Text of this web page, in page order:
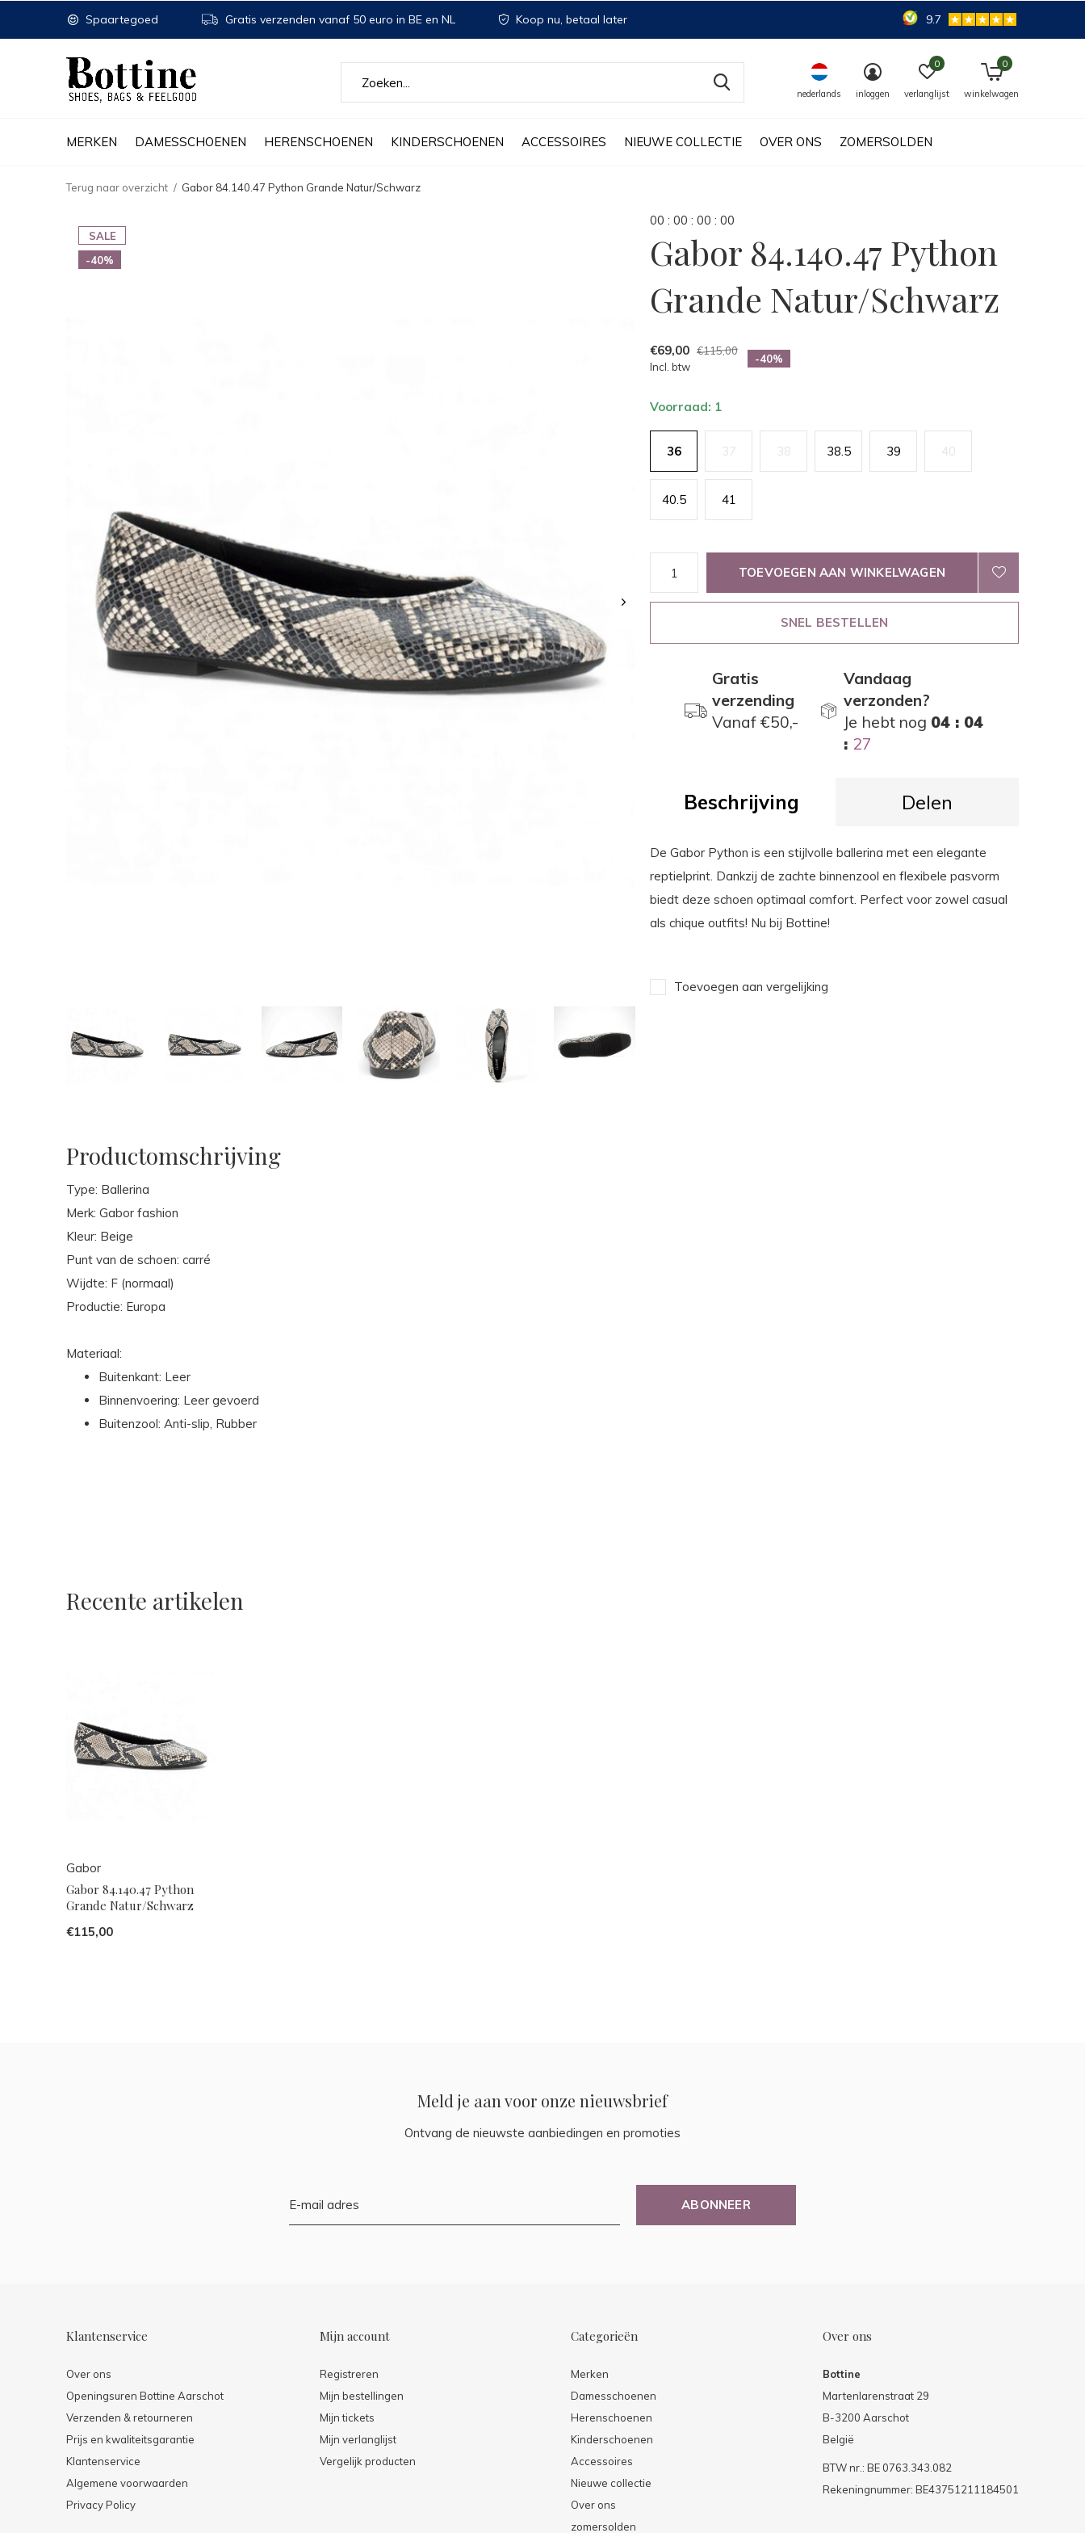
MERKEN DAMESSCHOENEN HERENSCHOENEN KINDERSCHOENEN ACCESSOIRES NIEUWE COLLECTIE OVER ONS ZOMERSOLDEN
nederlands inloggen verlanglijst
0
winkelwagen
0
Spaartegoed Gratis verzenden vanaf 50 euro in BE en NL Koop nu, betaal later 9.7
Terug naar overzicht Gabor 84.140.47 Python Grande Natur/Schwarz
SALE
-40%
00 : 00 : 00 : 00
Gabor 84.140.47 Python
Grande Natur/Schwarz
€69,00 €115,00
Incl. btw
-40%
Voorraad: 1
36 37 38 38.5 39 40
40.5 41
TOEVOEGEN AAN WINKELWAGEN
SNEL BESTELLEN
Gratis
verzending
Vanaf €50,-
Vandaag
verzonden?
Je hebt nog 04 : 04
: 26
Beschrijving Delen
De Gabor Python is een stijlvolle ballerina met een elegante
reptielprint. Dankzij de zachte binnenzool en flexibele pasvorm
biedt deze schoen optimaal comfort. Perfect voor zowel casual
als chique outfits! Nu bij Bottine!
Toevoegen aan vergelijking
Productomschrijving
Type: Ballerina
Merk: Gabor fashion
Kleur: Beige
Punt van de schoen: carré
Wijdte: F (normaal)
Productie: Europa
Materiaal:
Buitenkant: Leer
Binnenvoering: Leer gevoerd
Buitenzool: Anti-slip, Rubber
Recente artikelen
Gabor
Gabor 84.140.47 Python
Grande Natur/Schwarz
€115,00
Meld je aan voor onze nieuwsbrief
Ontvang de nieuwste aanbiedingen en promoties
ABONNEER
Klantenservice
Over ons
Openingsuren Bottine Aarschot
Verzenden & retourneren
Prijs en kwaliteitsgarantie
Klantenservice
Algemene voorwaarden
Privacy Policy
Mijn account
Registreren
Mijn bestellingen
Mijn tickets
Mijn verlanglijst
Vergelijk producten
Categorieën
Merken
Damesschoenen
Herenschoenen
Kinderschoenen
Accessoires
Nieuwe collectie
Over ons
zomersolden
Over ons
Bottine
Martenlarenstraat 29
B-3200 Aarschot
België
BTW nr.: BE 0763.343.082
Rekeningnummer: BE43751211184501